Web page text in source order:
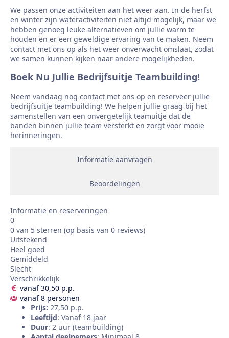
We passen onze activiteiten aan het weer aan. In de herfst
en winter zijn wateractiviteiten niet altijd mogelijk, maar we
hebben genoeg leuke alternatieven om jullie warm te
houden en er een geweldige ervaring van te maken. Neem
contact met ons op als het weer onverwacht omslaat, zodat
we samen kunnen kijken naar andere mogelijkheden.
Boek Nu Jullie Bedrijfsuitje Teambuilding!
Neem vandaag nog contact met ons op en reserveer jullie
bedrijfsuitje teambuilding! We helpen jullie graag bij het
samenstellen van een onvergetelijk teamuitje dat de
banden binnen jullie team versterkt en zorgt voor mooie
herinneringen.
Informatie aanvragen
Beoordelingen
Informatie en reserveringen
0
0 van 5 sterren (op basis van 0 reviews)
Uitstekend
Heel goed
Gemiddeld
Slecht
Verschrikkelijk
vanaf 30,50 p.p.
vanaf 8 personen
Prijs: 27,50 p.p.
Leeftijd: Vanaf 18 jaar
Duur: 2 uur (teambuilding)